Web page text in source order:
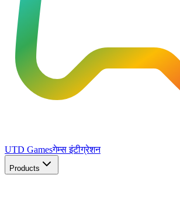
UTD Gamesगेम्स इंटीग्रेशन
Products